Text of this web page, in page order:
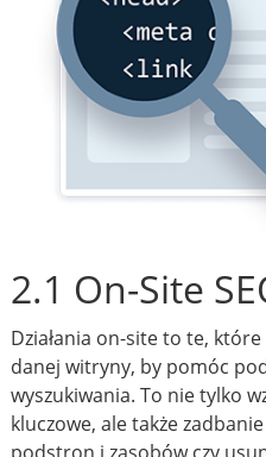
2.1 On-Site
Działania on-site to te,
danej witryny, by pomóc
wyszukiwania. To nie tylko
kluczowe, ale także
podstron i zasobów czy